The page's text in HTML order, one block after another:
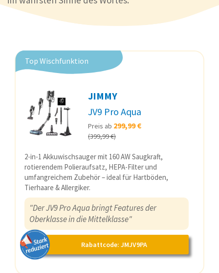
Top Wischfunktion
JIMMY
JV9 Pro Aqua
Preis ab 299,99 €
(399,99 €)
2-in-1 Akkuwischsauger mit 160 AW Saugkraft,
rotierendem Polieraufsatz, HEPA-Filter und
umfangreichem Zubehör – ideal für Hartböden,
Tierhaare & Allergiker.
"Der JV9 Pro Aqua bringt Features der
Oberklasse in die Mittelklasse"
Rabattcode: JMJV9PA